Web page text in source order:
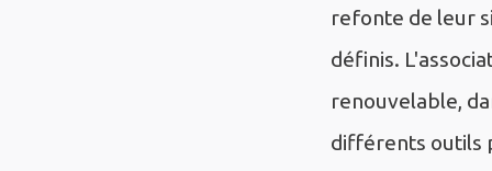
refonte de leur
définis.
renouvelable,
différents outils